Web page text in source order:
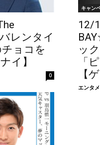
レンタイ
ョコを
イ】
0
キャン
12/
ッ
「
【
エンタ